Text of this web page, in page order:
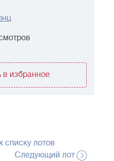
в избранное
списку лотов
Следующий лот